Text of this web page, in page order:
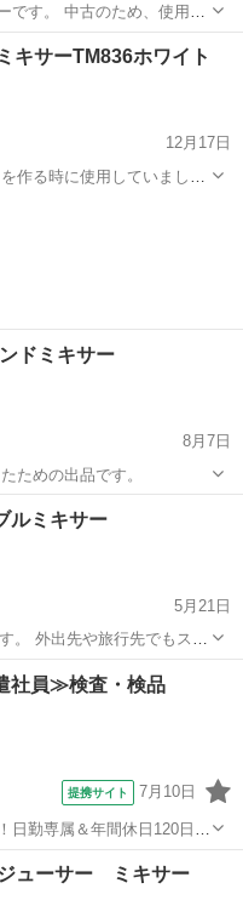
です。 中古のため、使用
みご連絡ください。 下記
ブレンダー ・ミンサー ・ウ
電
キサーTM836ホワイト
12月17日
作る時に使用していまし
ドミキサー
8月7日
ための出品です。
ン家電
ルミキサー
5月21日
。 外出先や旅行先でもスム
利です。 充電コー
電 Vitantonio
社員≫検査・検品
提携サイト 7月10日
日勤専属＆年間休日120日
マイカー通勤OK◎無料駐車
《福島県会津若松市》 人
ューサー ミキサー